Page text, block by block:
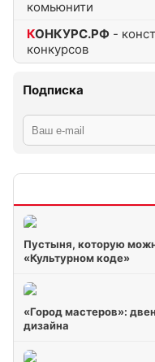
комьюнити
КОНКУРС.РФ -
конкурсов
Подписка
Пустыня, которую
«Культурном коде»
«Город мастеров»:
дизайна